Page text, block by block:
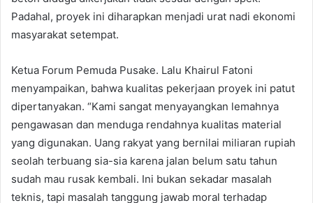
Padahal, proyek ini diharapkan menjadi urat nadi ekonomi
masyarakat setempat.
Ketua Forum Pemuda Pusake. Lalu Khairul Fatoni
menyampaikan, bahwa kualitas pekerjaan proyek ini patut
dipertanyakan. “Kami sangat menyayangkan lemahnya
pengawasan dan menduga rendahnya kualitas material
yang digunakan. Uang rakyat yang bernilai miliaran rupiah
seolah terbuang sia-sia karena jalan belum satu tahun
sudah mau rusak kembali. Ini bukan sekadar masalah
teknis, tapi masalah tanggung jawab moral terhadap